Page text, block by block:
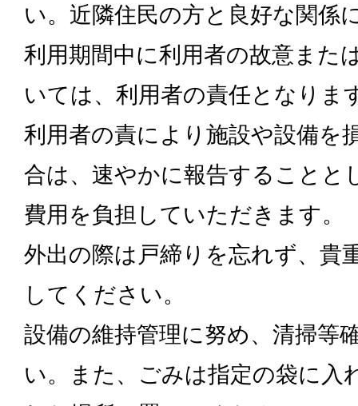
い。近隣住民の方と良好な関係
利用期間中に利用者の故意また
いては、利用者の責任となりま
利用者の責により施設や設備を
合は、速やかに報告することと
費用を負担していただきます。
外出の際は戸締りを忘れず、貴
してください。
設備の維持管理に努め、清掃等
い。また、ごみは指定の袋に入